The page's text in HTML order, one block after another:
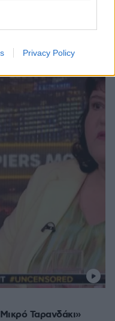
Privacy Policy
Ταρανδάκι»